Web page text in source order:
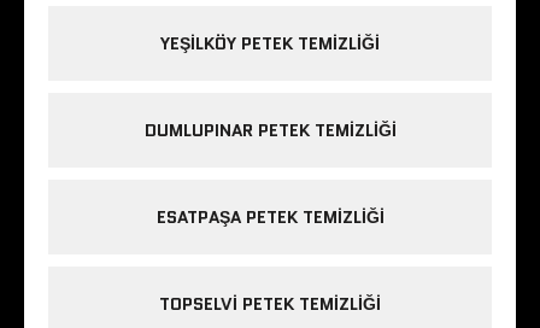
YEŞILKÖY PETEK TEMIZLIĞI
DUMLUPINAR PETEK TEMIZLIĞI
ESATPAŞA PETEK TEMIZLIĞI
TOPSELVI PETEK TEMIZLIĞI